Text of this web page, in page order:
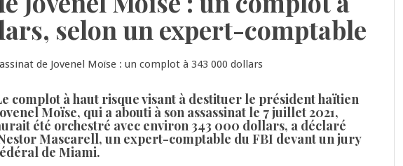
selon un expert-comptable
complot à haut risque visant à destituer le président haïtien
Moïse, qui a abouti à son assassinat le 7 juillet 2021,
été orchestré avec environ 343 000 dollars, a déclaré
Mascarell, un expert-comptable du FBI devant un jury
de Miami.